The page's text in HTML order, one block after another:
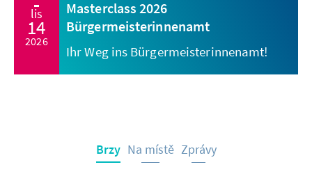
lis
14
2026
Masterclass 2026
Bürgermeisterinnenamt
Ihr Weg ins Bürgermeisterinnenamt!
Brzy Na místě Zprávy